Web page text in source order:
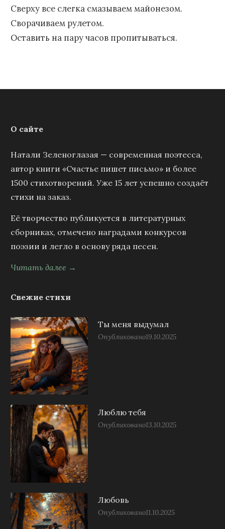
Сверху все слегка смазываем майонезом.
Сворачиваем рулетом.
Оставить на пару часов пропитываться.
О сайте
Натали Зеленоглазая — современная поэтесса,
автор книги «Счастье пишет письмо» и более
1500 стихотворений. Уже 15 лет успешно создаёт
стихи на заказ.
Её творчество публикуется в литературных
сборниках, отмечено наградами конкурсов
поэзии и легло в основу ряда песен.
Читать далее →
Свежие стихи
Ты меня выдумал
Опубликовано19.10.2025
Люблю тебя
Опубликовано13.10.2025
Любовь
Опубликовано11.10.2025